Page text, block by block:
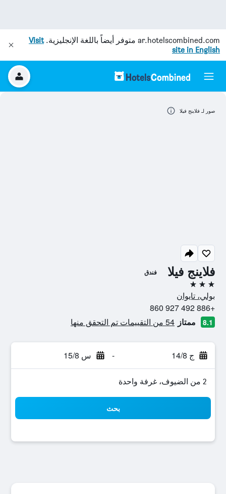
ar.hotelscombined.com متوفر أيضاً باللغة الإنجليزية.Visit
site in English
فلاينج فيلا فندق
3 نجوم
بولي، تايوان
+886 492 927 860
8.1 ممتاز 54 من التقييمات تم التحقق منها
ج 14/8 - س 15/8
2 من الضيوف، غرفة واحدة
بحث
صور لـ فلاينج فيلا